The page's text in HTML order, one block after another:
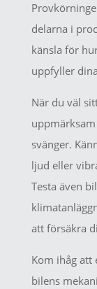
delarna i
känsla för
uppfyller
När du väl
svänger.
ljud eller
Testa även
att försäkra
Kom ihåg
bilens